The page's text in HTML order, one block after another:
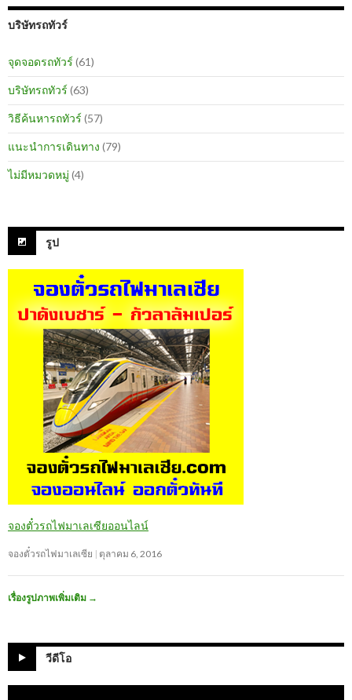
บริษัทรถทัวร์
จุดจอดรถทัวร์ (61)
บริษัทรถทัวร์ (63)
วิธีค้นหารถทัวร์ (57)
แนะนำการเดินทาง (79)
ไม่มีหมวดหมู่ (4)
รูป
จองตั๋วรถไฟมาเลเซียออนไลน์
จองตั๋วรถไฟมาเลเซีย ตุลาคม 6, 2016
เรื่องรูปภาพเพิ่มเติม →
วีดีโอ